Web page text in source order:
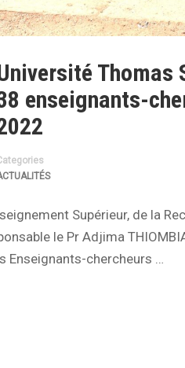
Thomas
enseignants-
Supérieur, de la
le Pr Adjima
Enseignants-chercheurs …